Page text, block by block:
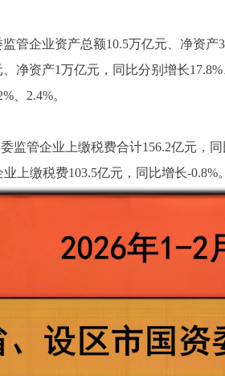
管企业资产总额10.5万亿元、净资产
净资产1万亿元，同比分别增长
、2.4%。
监管企业上缴税费合计156.2亿元，
上缴税费103.5亿元，同比增长-0.8%。